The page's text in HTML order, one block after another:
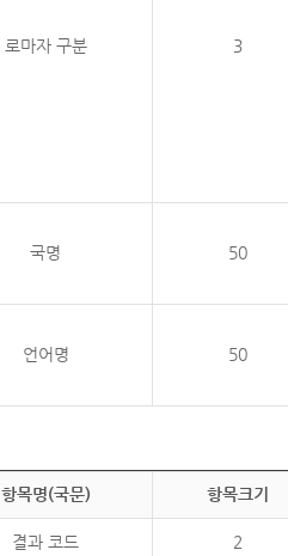
로마자 구분 3
국명 50
언어명 50
항목명(국문) 항목크기
결과 코드 2